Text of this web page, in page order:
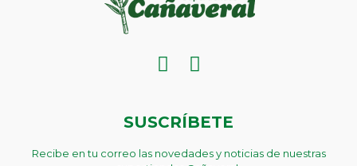
SUSCRÍBETE
Recibe en tu correo las novedades y noticias de nuestras